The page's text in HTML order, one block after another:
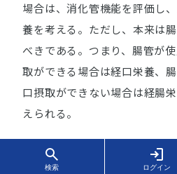
検索 ログイン
場合は、消化管機能を評価し
養を考える。ただし、本来は
べきである。つまり、腸管が
取ができる場合は経口栄養、
口摂取ができない場合は経腸
えられる。
栄養投与ルートは経腸栄養と
る。経腸栄養には経口栄養、